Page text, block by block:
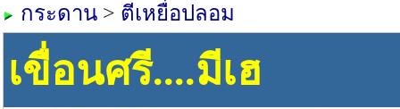
กระดาน > ตีเหยื่อปลอม
เขื่อนศรี....มีเฮ